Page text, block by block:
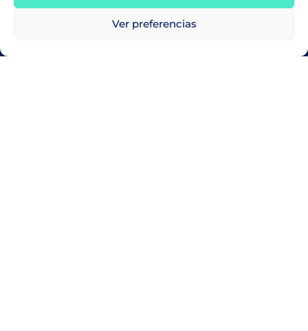
Ver preferencias